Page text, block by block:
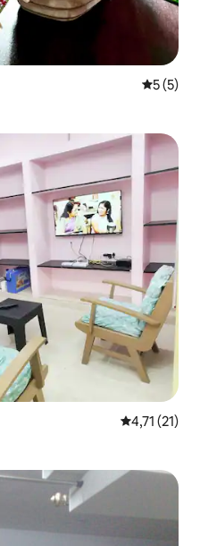
Note
5 (5)
Note
4,71 (21)